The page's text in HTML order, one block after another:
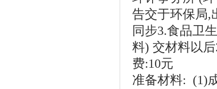
告交于环保局,
同步3.食品卫
料) 交材料以
费:10元
准备材料: (1)